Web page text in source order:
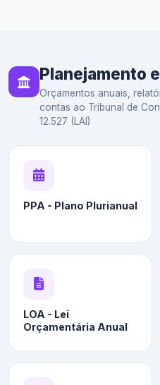
Planejamento
Orçamentos anuais,
contas ao Tribunal de
12.527 (LAI)
PPA - Plano Plurianual
LOA - Lei
Orçamentária Anual